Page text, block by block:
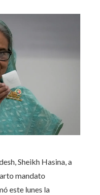
Sheikh Hasina, a
mandato
este lunes la